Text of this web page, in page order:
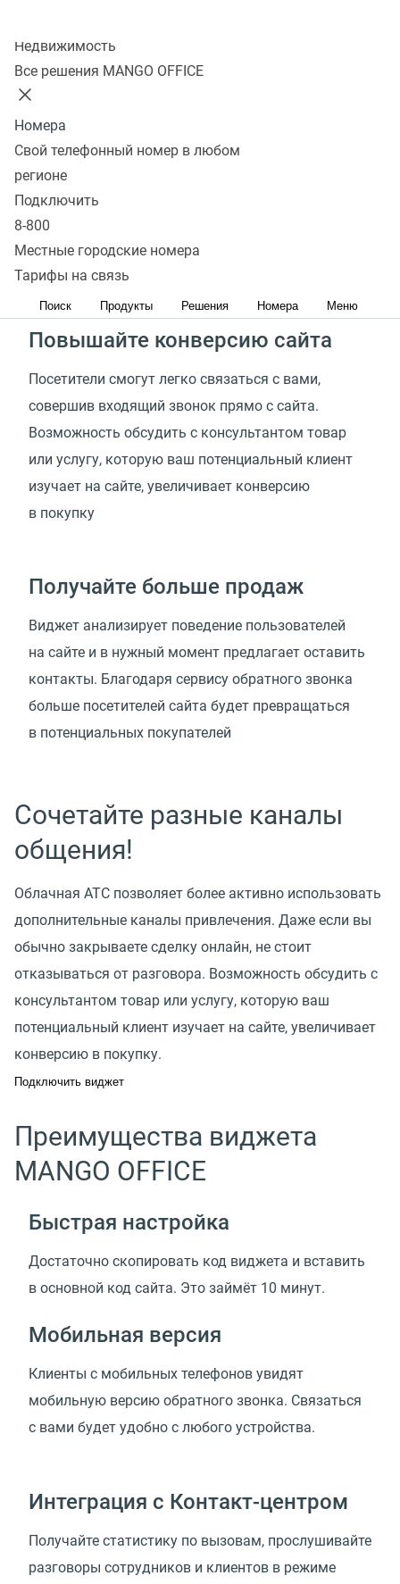
Недвижимость
Все решения MANGO OFFICE
Номера
Свой телефонный номер в любом
регионе
Подключить
8-800
Местные городские номера
Тарифы на связь
Поиск Продукты Решения Номера Меню
Установите виджет
Обратного звонка
Увеличьте количество звонков
Потенциальные клиенты могут уйти и выбрать
Сервис обратного звонка— отличная возможность
Повышайте конверсию сайта
Посетители смогут легко связаться с вами,
совершив входящий звонок прямо с сайта.
Возможность обсудить с консультантом товар
или услугу, которую ваш потенциальный клиент
изучает на сайте, увеличивает конверсию
в покупку
Получайте больше продаж
Виджет анализирует поведение пользователей
на сайте и в нужный момент предлагает оставить
контакты. Благодаря сервису обратного звонка
больше посетителей сайта будет превращаться
в потенциальных покупателей
Сочетайте разные каналы
общения!
Облачная АТС позволяет более активно использовать
дополнительные каналы привлечения. Даже если вы
обычно закрываете сделку онлайн, не стоит
отказываться от разговора. Возможность обсудить с
консультантом товар или услугу, которую ваш
потенциальный клиент изучает на сайте, увеличивает
конверсию в покупку.
Подключить виджет
Преимущества виджета
MANGO OFFICE
Быстрая настройка
Достаточно скопировать код виджета и вставить
в основной код сайта. Это займёт 10 минут.
Мобильная версия
Клиенты с мобильных телефонов увидят
мобильную версию обратного звонка. Связаться
с вами будет удобно с любого устройства.
Интеграция с Контакт-центром
Получайте статистику по вызовам, прослушивайте
разговоры сотрудников и клиентов в режиме